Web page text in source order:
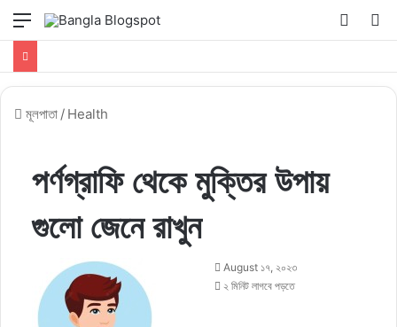
মেনু
Switch
skin
মূলপাতা / Health
পর্ণগ্রাফি থেকে মুক্তির উপায়
গুলো জেনে রাখুন
August ১৭, ২০২৩
২ মিনিট লাগবে পড়তে